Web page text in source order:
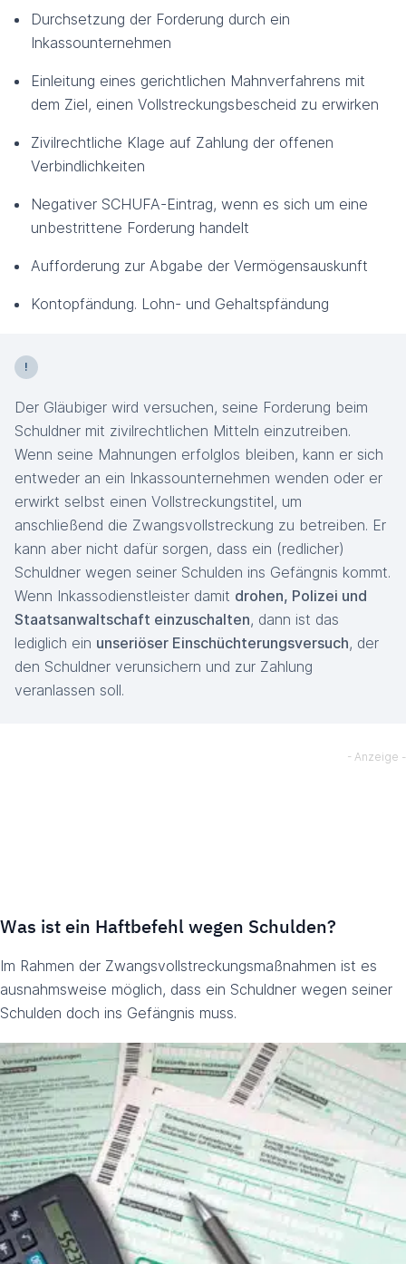
Durchsetzung der Forderung durch ein
Inkassounternehmen
Einleitung eines gerichtlichen Mahnverfahrens mit
dem Ziel, einen Vollstreckungsbescheid zu erwirken
Zivilrechtliche Klage auf Zahlung der offenen
Verbindlichkeiten
Negativer SCHUFA-Eintrag, wenn es sich um eine
unbestrittene Forderung handelt
Aufforderung zur Abgabe der Vermögensauskunft
Kontopfändung. Lohn- und Gehaltspfändung
Der Gläubiger wird versuchen, seine Forderung beim
Schuldner mit zivilrechtlichen Mitteln einzutreiben.
Wenn seine Mahnungen erfolglos bleiben, kann er sich
entweder an ein Inkassounternehmen wenden oder er
erwirkt selbst einen Vollstreckungstitel, um
anschließend die Zwangsvollstreckung zu betreiben. Er
kann aber nicht dafür sorgen, dass ein (redlicher)
Schuldner wegen seiner Schulden ins Gefängnis kommt.
Wenn Inkassodienstleister damit drohen, Polizei und
Staatsanwaltschaft einzuschalten, dann ist das
lediglich ein unseriöser Einschüchterungsversuch, der
den Schuldner verunsichern und zur Zahlung
veranlassen soll.
Was ist ein Haftbefehl wegen Schulden?
Im Rahmen der Zwangsvollstreckungsmaßnahmen ist es
ausnahmsweise möglich, dass ein Schuldner wegen seiner
Schulden doch ins Gefängnis muss.